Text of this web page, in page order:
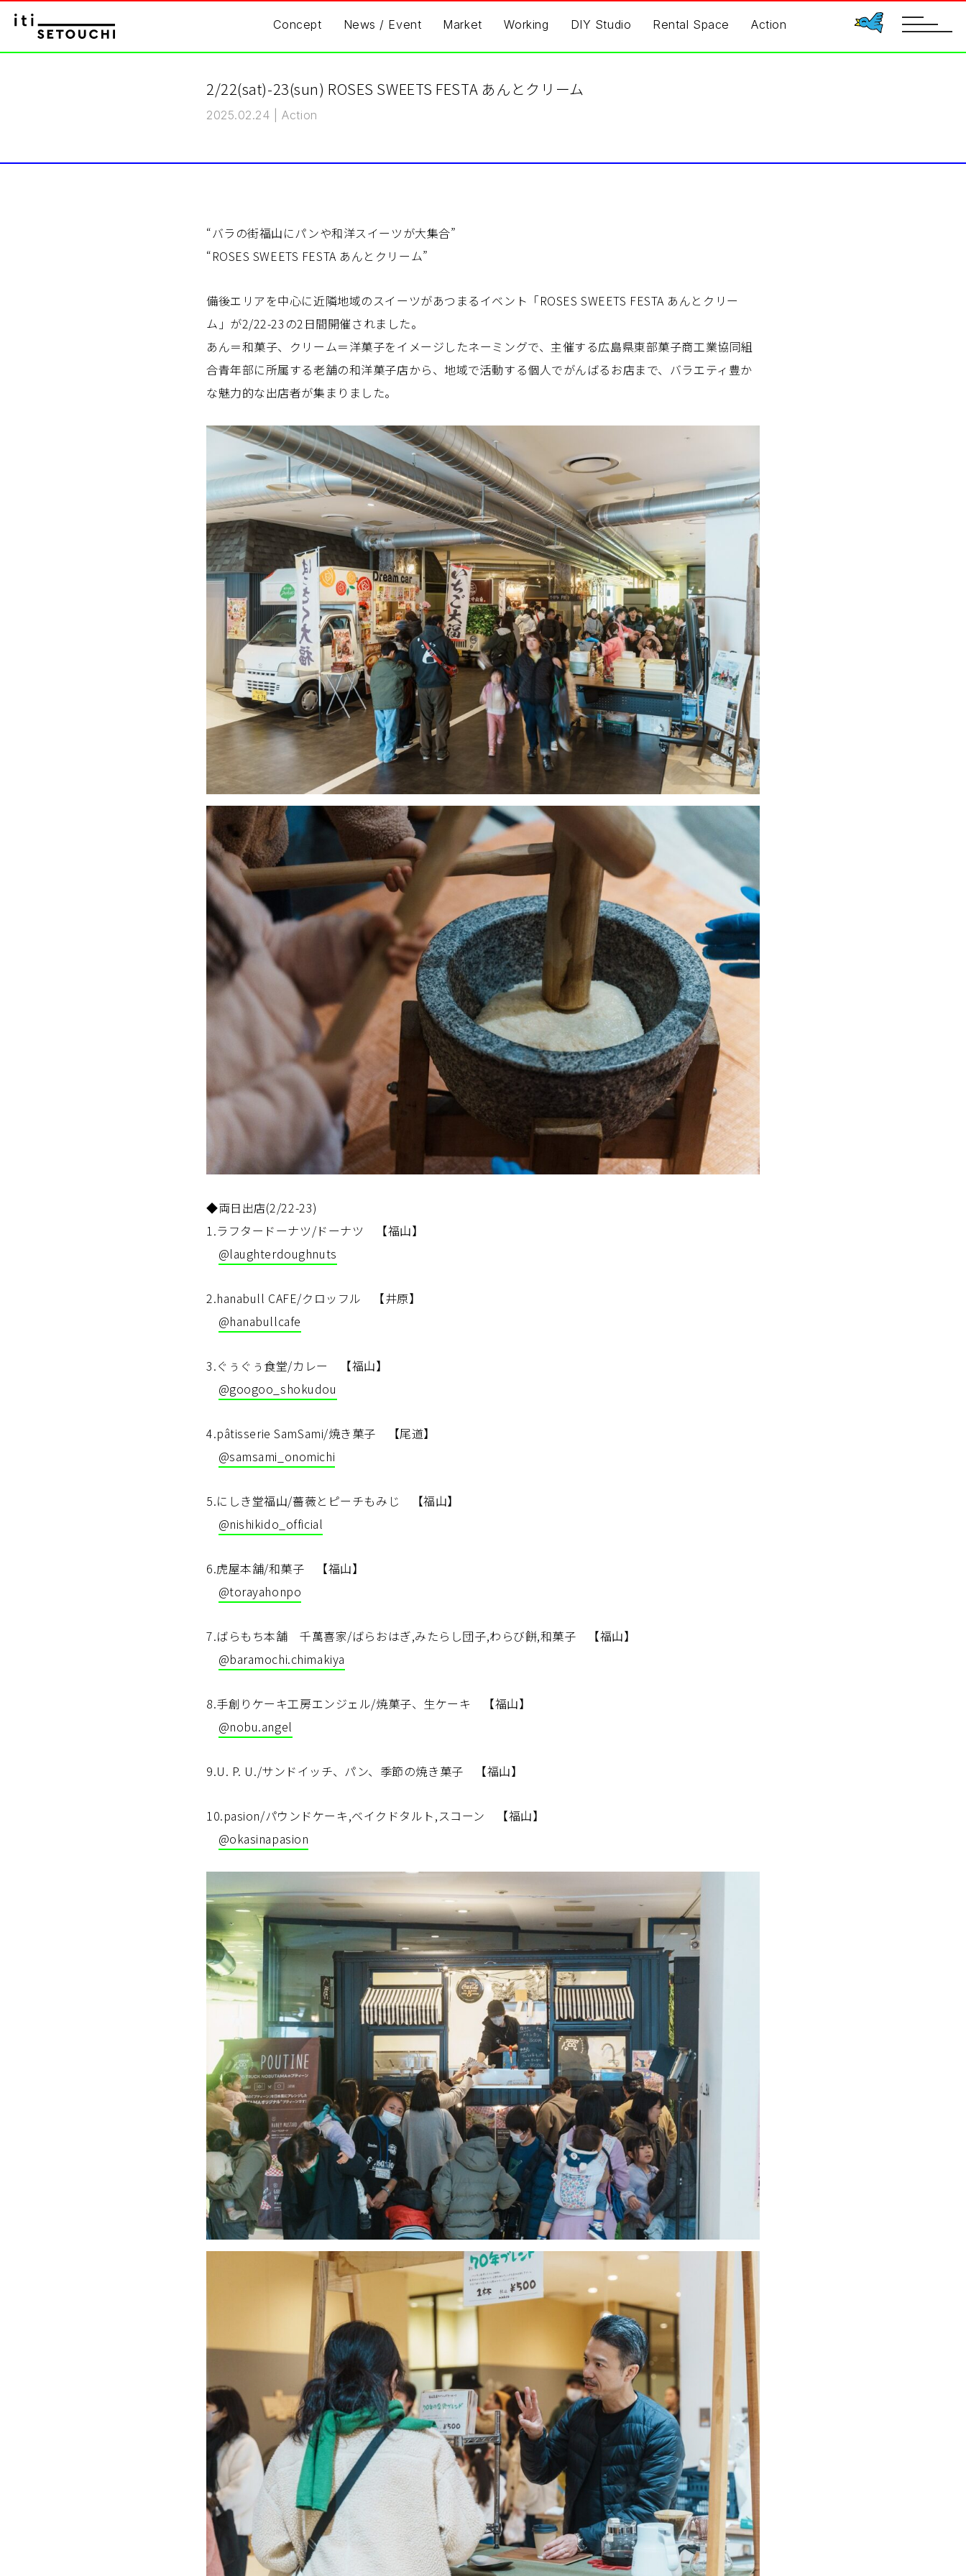
Concept News / Event Market Working DIY Studio Rental Space Action
toggle
2/22(sat)-23(sun) ROSES SWEETS FESTA あんとクリーム
2025.02.24 |Action
“バラの街福山にパンや和洋スイーツが大集合”
“ROSES SWEETS FESTA あんとクリーム”
備後エリアを中心に近隣地域のスイーツがあつまるイベント「ROSES SWEETS FESTA あんとクリー
ム」が2/22-23の2日間開催されました。
あん＝和菓子、クリーム＝洋菓子をイメージしたネーミングで、主催する広島県東部菓子商工業協同組
合青年部に所属する老舗の和洋菓子店から、地域で活動する個人でがんばるお店まで、バラエティ豊か
な魅力的な出店者が集まりました。
◆両日出店(2/22-23)
1.ラフタードーナツ/ドーナツ 【福山】
@laughterdoughnuts
2.hanabull CAFE/クロッフル 【井原】
@hanabullcafe
3.ぐぅぐぅ食堂/カレー 【福山】
@googoo_shokudou
4.pâtisserie SamSami/焼き菓子 【尾道】
@samsami_onomichi
5.にしき堂福山/薔薇とピーチもみじ 【福山】
@nishikido_official
6.虎屋本舗/和菓子 【福山】
@torayahonpo
7.ばらもち本舗 千萬喜家/ばらおはぎ,みたらし団子,わらび餅,和菓子 【福山】
@baramochi.chimakiya
8.手創りケーキ工房エンジェル/焼菓子、生ケーキ 【福山】
@nobu.angel
9.U. P. U./サンドイッチ、パン、季節の焼き菓子 【福山】
10.pasion/パウンドケーキ,ベイクドタルト,スコーン 【福山】
@okasinapasion